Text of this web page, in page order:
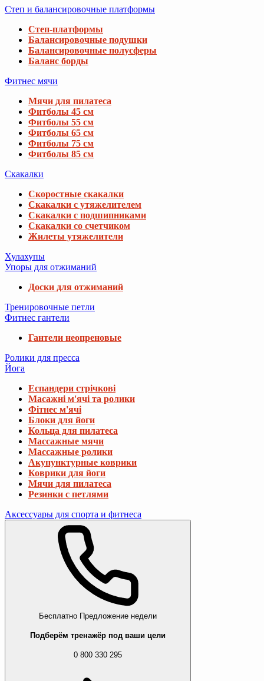
Степ и балансировочные платформы
Степ-платформы
Балансировочные подушки
Балансировочные полусферы
Баланс борды
Фитнес мячи
Мячи для пилатеса
Фитболы 45 см
Фитболы 55 см
Фитболы 65 см
Фитболы 75 см
Фитболы 85 см
Скакалки
Скоростные скакалки
Скакалки с утяжелителем
Скакалки с подшипниками
Скакалки со счетчиком
Жилеты утяжелители
Хулахупы
Упоры для отжиманий
Доски для отжиманий
Тренировочные петли
Фитнес гантели
Гантели неопреновые
Ролики для пресса
Йога
Еспандери стрічкові
Масажні м'ячі та ролики
Фітнес м'ячі
Блоки для йоги
Кольца для пилатеса
Массажные мячи
Массажные ролики
Акупунктурные коврики
Коврики для йоги
Мячи для пилатеса
Резинки с петлями
Аксессуары для спорта и фитнеса
Бесплатно Предложение недели
Подберём тренажёр под ваши цели
0 800 330 295